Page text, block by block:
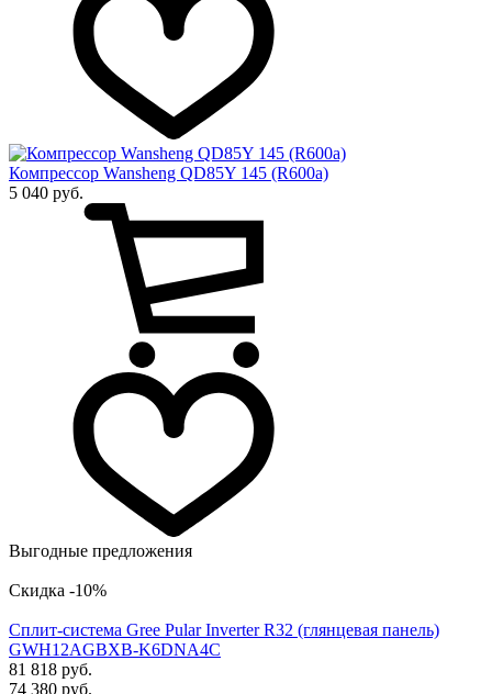
Компрессор Wansheng QD85Y 145 (R600a)
5 040 руб.
Выгодные предложения
Скидка -10%
Сплит-система Gree Pular Inverter R32 (глянцевая панель)
GWH12AGBXB-K6DNA4C
81 818 руб.
74 380 руб.